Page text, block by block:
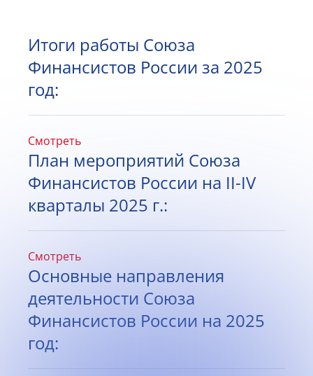
Итоги работы Союза
Финансистов России за 2025
год:
Смотреть
План мероприятий Союза
Финансистов России на II-IV
кварталы 2025 г.:
Смотреть
Основные направления
деятельности Союза
Финансистов России на 2025
год: